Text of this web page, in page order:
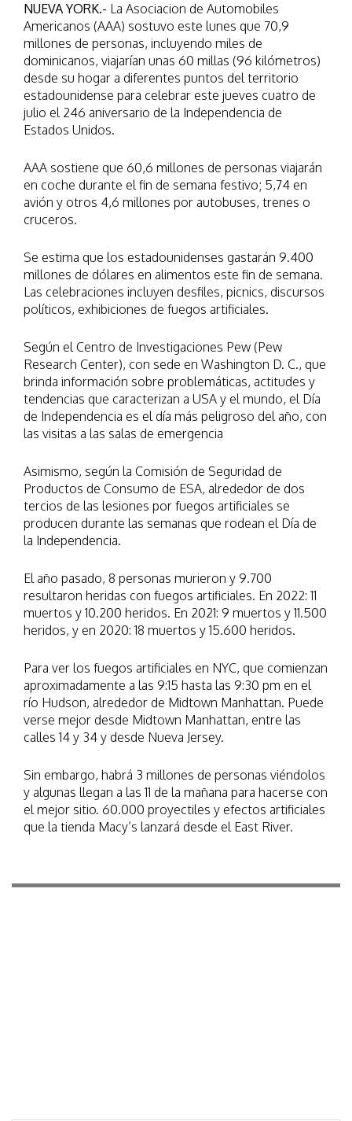
NUEVA YORK.- La Asociacion de Automobiles
Americanos (AAA) sostuvo este lunes que 70,9
millones de personas, incluyendo miles de
dominicanos, viajarían unas 60 millas (96 kilómetros)
desde su hogar a diferentes puntos del territorio
estadounidense para celebrar este jueves cuatro de
julio el 246 aniversario de la Independencia de
Estados Unidos.
AAA sostiene que 60,6 millones de personas viajarán
en coche durante el fin de semana festivo; 5,74 en
avión y otros 4,6 millones por autobuses, trenes o
cruceros.
Se estima que los estadounidenses gastarán 9.400
millones de dólares en alimentos este fin de semana.
Las celebraciones incluyen desfiles, picnics, discursos
políticos, exhibiciones de fuegos artificiales.
Según el Centro de Investigaciones Pew (Pew
Research Center), con sede en Washington D. C., que
brinda información sobre problemáticas, actitudes y
tendencias que caracterizan a USA y el mundo, el Día
de Independencia es el día más peligroso del año, con
las visitas a las salas de emergencia
Asimismo, según la Comisión de Seguridad de
Productos de Consumo de ESA, alrededor de dos
tercios de las lesiones por fuegos artificiales se
producen durante las semanas que rodean el Día de
la Independencia.
El año pasado, 8 personas murieron y 9.700
resultaron heridas con fuegos artificiales. En 2022: 11
muertos y 10.200 heridos. En 2021: 9 muertos y 11.500
heridos, y en 2020: 18 muertos y 15.600 heridos.
Para ver los fuegos artificiales en NYC, que comienzan
aproximadamente a las 9:15 hasta las 9:30 pm en el
río Hudson, alrededor de Midtown Manhattan. Puede
verse mejor desde Midtown Manhattan, entre las
calles 14 y 34 y desde Nueva Jersey.
Sin embargo, habrá 3 millones de personas viéndolos
y algunas llegan a las 11 de la mañana para hacerse con
el mejor sitio. 60.000 proyectiles y efectos artificiales
que la tienda Macy’s lanzará desde el East River.